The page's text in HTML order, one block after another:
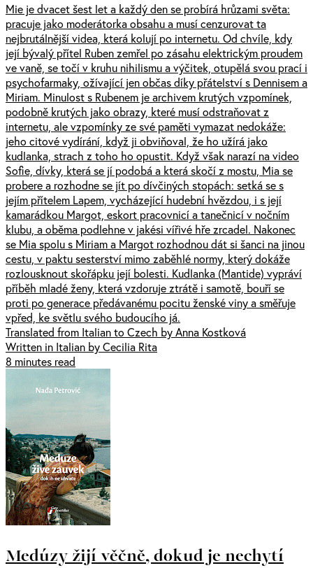
Mie je dvacet šest let a každý den se probírá hrůzami světa:
pracuje jako moderátorka obsahu a musí cenzurovat ta
nejbrutálnější videa, která kolují po internetu. Od chvíle, kdy
její bývalý přítel Ruben zemřel po zásahu elektrickým proudem
ve vaně, se točí v kruhu nihilismu a výčitek, otupělá svou prací i
psychofarmaky, ožívající jen občas díky přátelství s Dennisem a
Miriam. Minulost s Rubenem je archivem krutých vzpomínek,
podobně krutých jako obrazy, které musí odstraňovat z
internetu, ale vzpomínky ze své paměti vymazat nedokáže:
jeho citové vydírání, když ji obviňoval, že ho užírá jako
kudlanka, strach z toho ho opustit. Když však narazí na video
Sofie, dívky, která se jí podobá a která skočí z mostu, Mia se
probere a rozhodne se jít po dívčiných stopách: setká se s
jejím přítelem Lapem, vycházející hudební hvězdou, i s její
kamarádkou Margot, eskort pracovnicí a tanečnicí v nočním
klubu, a oběma podlehne v jakési vířivé hře zrcadel. Nakonec
se Mia spolu s Miriam a Margot rozhodnou dát si šanci na jinou
cestu, v paktu sesterství mimo zaběhlé normy, který dokáže
rozlousknout skořápku její bolesti. Kudlanka (Mantide) vypráví
příběh mladé ženy, která vzdoruje ztrátě i samotě, bouří se
proti po generace předávanému pocitu ženské viny a směřuje
vpřed, ke světlu svého budoucího já.
Translated from Italian to Czech by Anna Kostková
Written in Italian by Cecilia Rita
8 minutes read
Medúzy žijí věčně, dokud je nechytí